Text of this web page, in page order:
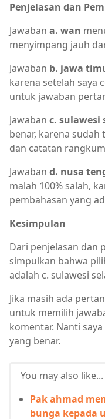
Penjelasan dan
Jawaban a. wan
menyimpang jauh
Jawaban b. jawa
karena setelah saya
untuk jawaban
Jawaban c. sulawesi
benar, karena
dan catatan
Jawaban d. nusa
malah 100% salah,
pembahasan yang
Kesimpulan
Dari penjelasan dan
simpulkan bahwa
adalah c. sulawesi
Jika masih ada
untuk memilih
komentar. Nanti
yang benar.
You may also like...
Pak ahmad
bunga kepada